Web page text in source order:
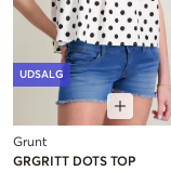
UDSALG
Grunt
GRGRITT DOTS TOP